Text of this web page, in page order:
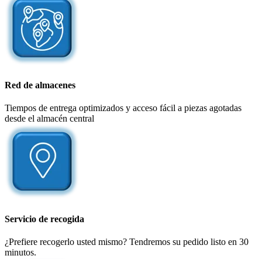
Red de almacenes
Tiempos de entrega optimizados y acceso fácil a piezas agotadas
desde el almacén central
Servicio de recogida
¿Prefiere recogerlo usted mismo? Tendremos su pedido listo en 30
minutos.